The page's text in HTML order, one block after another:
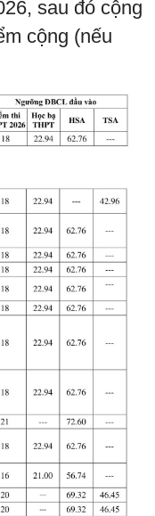
sau đó cộng
cộng (nếu